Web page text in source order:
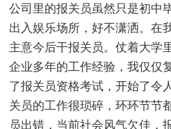
公司里的报关员虽然只是初中
出入娱乐场所，好不潇洒。在
主意今后干报关员。仗着大学
企业多年的工作经验，我仅仅
了报关员资格考试，开始了令
关员的工作很琐碎，环环节节
员出错，当前社会风气欠佳，